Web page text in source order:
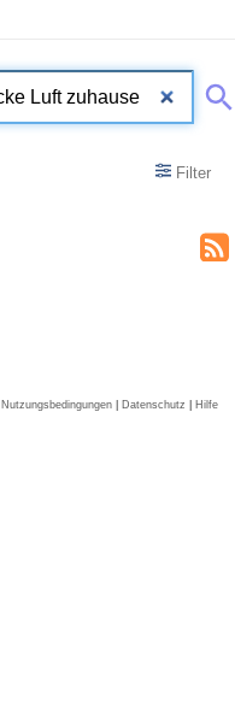
Filter
Nutzungsbedingungen | Datenschutz | Hilfe